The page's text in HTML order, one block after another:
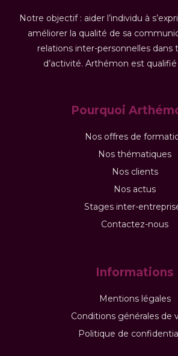
Notre objectif : aider l’individu à
améliorer la qualité de sa
relations inter-personnelles dans
d’activité. Arthémon est
Pourquoi
Nos offres de
Nos thématiques
Nos clients
Nos actus
Stages inter-
Contactez-nous
Informations
Mentions légales
Conditions générales de
Politique de